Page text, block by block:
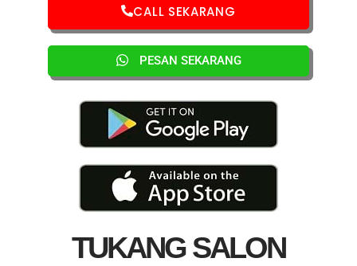
TUKANG SALON
CALL SEKARANG
PESAN SEKARANG